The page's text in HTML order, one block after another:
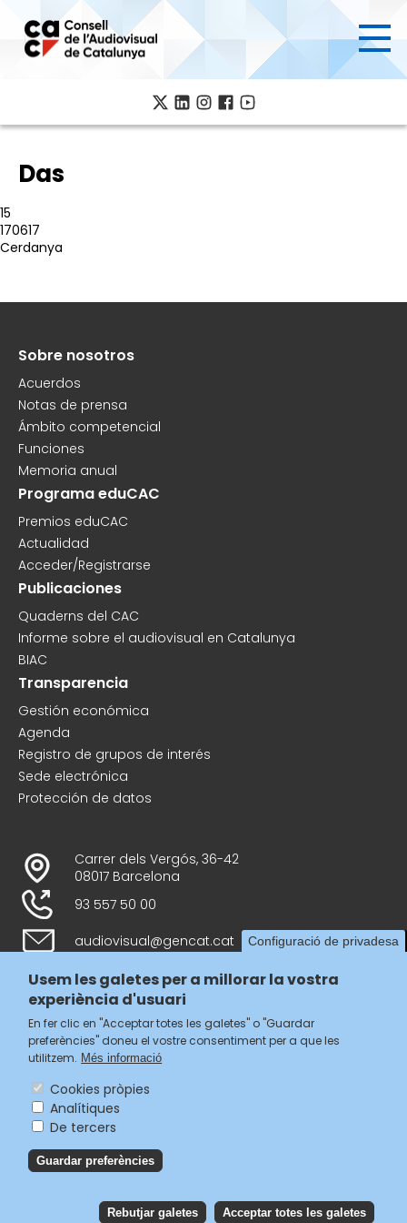
contenido
principal
Das
15
170617
Cerdanya
Peu
Sobre nosotros
Acuerdos
Notas de prensa
Ámbito competencial
Funciones
Memoria anual
Programa eduCAC
Premios eduCAC
Actualidad
Acceder/Registrarse
Publicaciones
Quaderns del CAC
Informe sobre el audiovisual en Catalunya
BIAC
Transparencia
Gestión económica
Agenda
Registro de grupos de interés
Sede electrónica
Protección de datos
Carrer dels Vergós, 36-42
08017 Barcelona
93 557 50 00
audiovisual@gencat.cat
Follow us
Menú
legal
Accessibilitat
Política de galetes
Configuració de privadesa
Usem les galetes per a millorar la vostra
experiència d'usuari
En fer clic en "Acceptar totes les galetes" o "Guardar
preferències" doneu el vostre consentiment per a que les
utilitzem. Més informació
Cookies pròpies
Analítiques
De tercers
Guardar preferències
Rebutjar galetes Acceptar totes les galetes